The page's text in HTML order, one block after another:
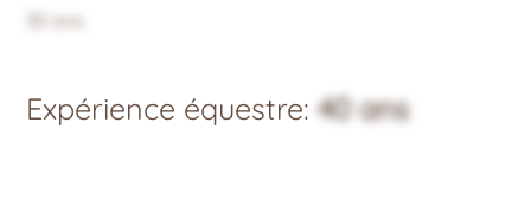
30 ans
Expérience équestre:40 ans